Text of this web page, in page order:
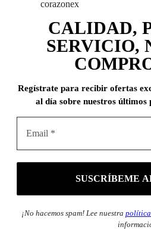
corazonex
CALIDAD,
SERVICIO,
Regístrate para recibir ofertas
al día sobre nuestros últimos
¡No hacemos spam! Lee nuestra